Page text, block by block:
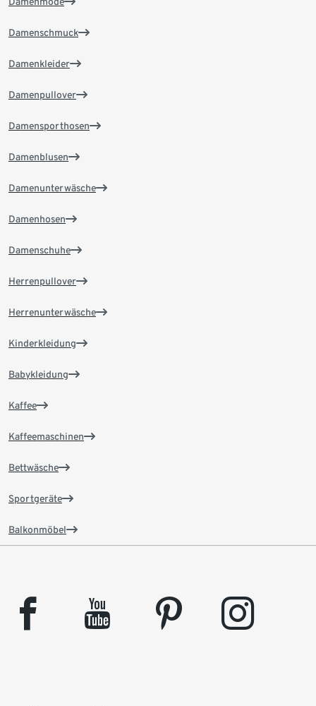
Damenschmuck
Damenkleider
Damenpullover
Damensporthosen
Damenblusen
Damenunterwäsche
Damenhosen
Damenschuhe
Herrenpullover
Herrenunterwäsche
Kinderkleidung
Babykleidung
Kaffee
Kaffeemaschinen
Bettwäsche
Sportgeräte
Balkonmöbel
facebook youtube pinterest instagram